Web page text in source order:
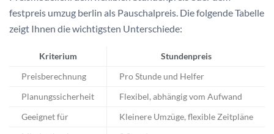
festpreis umzug berlin als Pauschalpreis. Die folgende Tabelle
zeigt Ihnen die wichtigsten Unterschiede:
Kriterium Stundenpreis
Preisberechnung Pro Stunde und Helfer
Planungssicherheit Flexibel, abhängig vom Aufwand
Geeignet für Kleinere Umzüge, flexible Zeitpläne